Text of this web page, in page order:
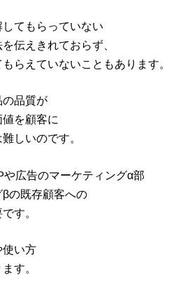
てもらっていない
伝えきれておらず、
らえていないこともあります。
の品質が
を顧客に
しいのです。
や広告のマーケティングα部
の既存顧客への
す。
使い方
す。